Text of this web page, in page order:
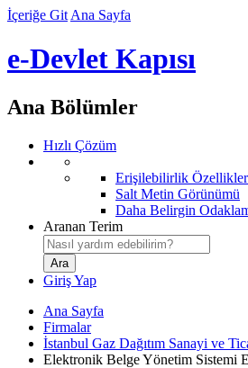
İçeriğe Git Ana Sayfa
e-Devlet Kapısı
Ana Bölümler
Hızlı Çözüm
Erişilebilirlik
Salt Metin Görünümü
Daha Belirgin
Aranan Terim
Giriş Yap
Ana Sayfa
Firmalar
İstanbul Gaz Dağıtım Sanayi ve
Elektronik Belge Yönetim Sistemi